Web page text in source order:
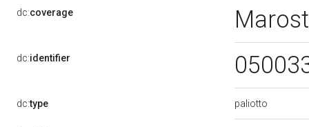
dc:coverage
dc:identifier
dc:type paliotto